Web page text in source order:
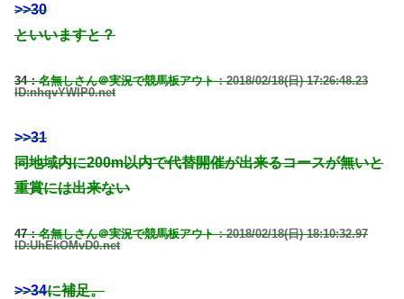
>>30
といいますと？
34：名無しさん＠実況で競馬板アウト：2018/02/18(日) 17:26:48.23
ID:nhqvYWlP0.net
>>31
同地域内に200m以内で代替開催が出来るコースが無いと
重賞には出来ない
47：名無しさん＠実況で競馬板アウト：2018/02/18(日) 18:10:32.97
ID:UhEkOMvD0.net
>>34に補足。